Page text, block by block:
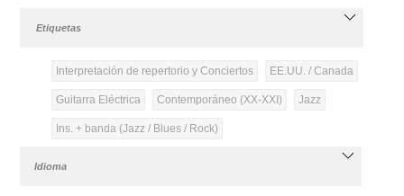
Etiquetas
Interpretación de repertorio y Conciertos EE.UU. / Canada
Guitarra Eléctrica Contemporáneo (XX-XXI) Jazz
Ins. + banda (Jazz / Blues / Rock)
Idioma